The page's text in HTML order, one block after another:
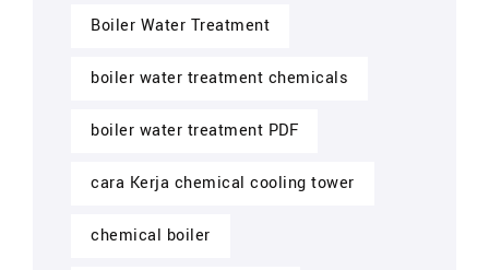
Boiler Water Treatment
boiler water treatment chemicals
boiler water treatment PDF
cara Kerja chemical cooling tower
chemical boiler